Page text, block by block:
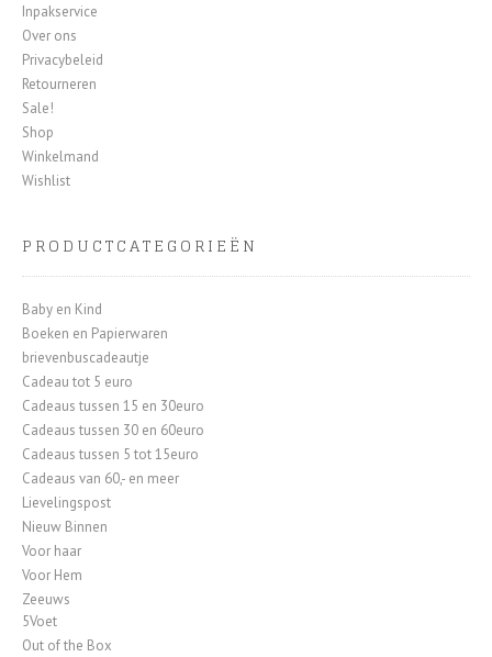
Inpakservice
Over ons
Privacybeleid
Retourneren
Sale!
Shop
Winkelmand
Wishlist
PRODUCTCATEGORIEËN
Baby en Kind
Boeken en Papierwaren
brievenbuscadeautje
Cadeau tot 5 euro
Cadeaus tussen 15 en 30euro
Cadeaus tussen 30 en 60euro
Cadeaus tussen 5 tot 15euro
Cadeaus van 60,- en meer
Lievelingspost
Nieuw Binnen
Voor haar
Voor Hem
Zeeuws
5Voet
Out of the Box